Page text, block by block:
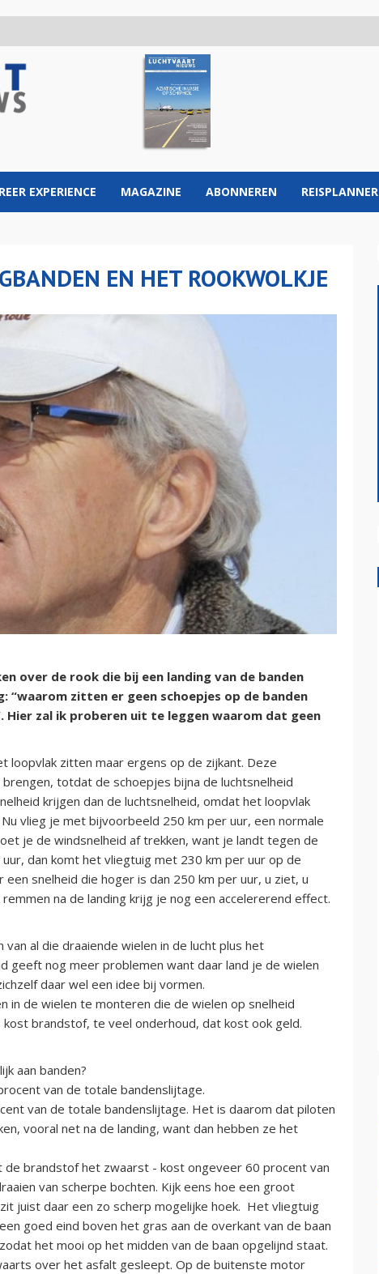
EXPERIENCE MAGAZINE ABONNEREN REISPLANNER
EN HET ROOKWOLKJE
over de rook die bij een landing van de banden
“waarom zitten er geen schoepjes op de banden
Hier zal ik proberen uit te leggen waarom dat geen
loopvlak zitten maar ergens op de zijkant. Deze
totdat de schoepjes bijna de luchtsnelheid
krijgen dan de luchtsnelheid, omdat het loopvlak
vlieg je met bijvoorbeeld 250 km per uur, een normale
je de windsnelheid af trekken, want je landt tegen de
dan komt het vliegtuig met 230 km per uur op de
snelheid die hoger is dan 250 km per uur, u ziet, u
na de landing krijg je nog een accelererend effect.
al die draaiende wielen in de lucht plus het
geeft nog meer problemen want daar land je de wielen
daar wel een idee bij vormen.
de wielen te monteren die de wielen op snelheid
brandstof, te veel onderhoud, dat kost ook geld.
aan banden?
van de totale bandenslijtage.
van de totale bandenslijtage. Het is daarom dat piloten
vooral net na de landing, want dan hebben ze het
brandstof het zwaarst - kost ongeveer 60 procent van
van scherpe bochten. Kijk eens hoe een groot
juist daar een zo scherp mogelijke hoek. Het vliegtuig
goed eind boven het gras aan de overkant van de baan
het mooi op het midden van de baan opgelijnd staat.
over het asfalt gesleept. Op de buitenste motor